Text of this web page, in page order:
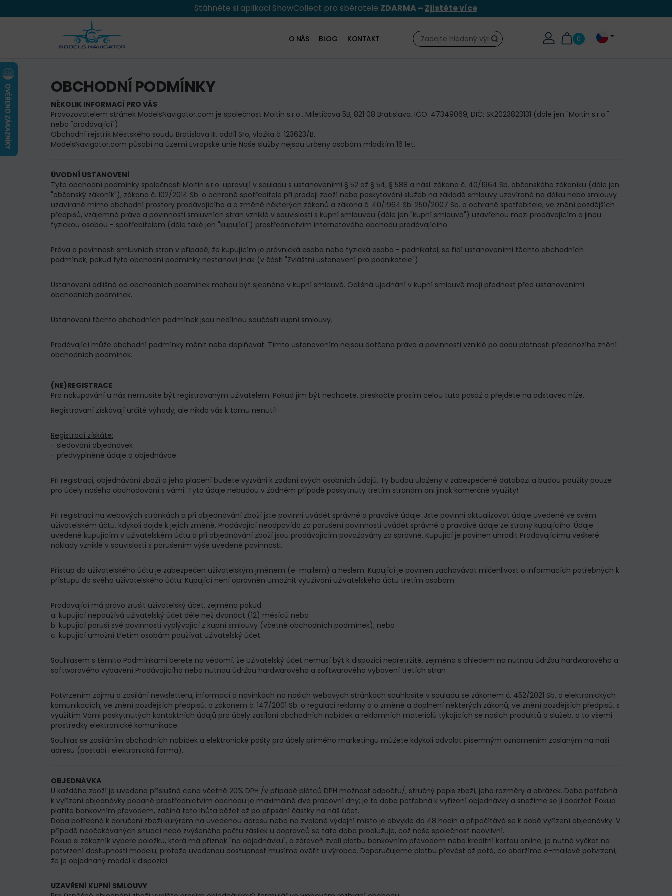
Stáhněte si aplikaci ShowCollect pro sběratele ZDARMA – Zjistěte více
0
Hledat
O NÁS BLOG KONTAKT
OBCHODNÍ PODMÍNKY
NĚKOLIK INFORMACÍ PRO VÁS
Provozovatelem stránek ModelsNavigator.com je společnost Moitin s.r.o., Miletičova 5B, 821 08 Bratislava, IČO: 47349069, DIČ: SK2023823131 (dále jen "Moitin s.r.o."
nebo "prodávající").
Obchodní rejstřík Městského soudu Bratislava III, oddíl Sro, vložka č. 123623/B.
ModelsNavigator.com působí na území Evropské unie Naše služby nejsou určeny osobám mladším 16 let.
ÚVODNÍ USTANOVENÍ
Tyto obchodní podmínky společnosti Moitin s.r.o. upravují v souladu s ustanoveními § 52 až § 54, § 588 a násl. zákona č. 40/1964 Sb. občanského zákoníku (dále jen
"občanský zákoník"), zákona č. 102/2014 Sb. o ochraně spotřebitele při prodeji zboží nebo poskytování služeb na základě smlouvy uzavírané na dálku nebo smlouvy
uzavírané mimo obchodní prostory prodávajícího a o změně některých zákonů a zákona č. 40/1964 Sb. 250/2007 Sb. o ochraně spotřebitele, ve znění pozdějších
předpisů, vzájemná práva a povinnosti smluvních stran vzniklé v souvislosti s kupní smlouvou (dále jen "kupní smlouva") uzavřenou mezi prodávajícím a jinou
fyzickou osobou - spotřebitelem (dále také jen "kupující") prostřednictvím internetového obchodu prodávajícího.
Práva a povinnosti smluvních stran v případě, že kupujícím je právnická osoba nebo fyzická osoba - podnikatel, se řídí ustanoveními těchto obchodních
podmínek, pokud tyto obchodní podmínky nestanoví jinak (v části "Zvláštní ustanovení pro podnikatele").
Ustanovení odlišná od obchodních podmínek mohou být sjednána v kupní smlouvě. Odlišná ujednání v kupní smlouvě mají přednost před ustanoveními
obchodních podmínek.
Ustanovení těchto obchodních podmínek jsou nedílnou součástí kupní smlouvy.
Prodávající může obchodní podmínky měnit nebo doplňovat. Tímto ustanovením nejsou dotčena práva a povinnosti vzniklé po dobu platnosti předchozího znění
obchodních podmínek.
(NE)REGISTRACE
Pro nakupování u nás nemusíte být registrovaným uživatelem. Pokud jím být nechcete, přeskočte prosím celou tuto pasáž a přejděte na odstavec níže.
Registrovaní získávají určité výhody, ale nikdo vás k tomu nenutí!
Registrací získáte:
- sledování objednávek
- předvyplněné údaje o objednávce
Při registraci, objednávání zboží a jeho placení budete vyzváni k zadání svých osobních údajů. Ty budou uloženy v zabezpečené databázi a budou použity pouze
pro účely našeho obchodování s vámi. Tyto údaje nebudou v žádném případě poskytnuty třetím stranám ani jinak komerčně využity!
Při registraci na webových stránkách a při objednávání zboží jste povinni uvádět správné a pravdivé údaje. Jste povinni aktualizovat údaje uvedené ve svém
uživatelském účtu, kdykoli dojde k jejich změně. Prodávající neodpovídá za porušení povinnosti uvádět správné a pravdivé údaje ze strany kupujícího. Údaje
uvedené kupujícím v uživatelském účtu a při objednávání zboží jsou prodávajícím považovány za správné. Kupující je povinen uhradit Prodávajícímu veškeré
náklady vzniklé v souvislosti s porušením výše uvedené povinnosti.
Přístup do uživatelského účtu je zabezpečen uživatelským jménem (e-mailem) a heslem. Kupující je povinen zachovávat mlčenlivost o informacích potřebných k
přístupu do svého uživatelského účtu. Kupující není oprávněn umožnit využívání uživatelského účtu třetím osobám.
Prodávající má právo zrušit uživatelský účet, zejména pokud
a. kupující nepoužívá uživatelský účet déle než dvanáct (12) měsíců nebo
b. kupující poruší své povinnosti vyplývající z kupní smlouvy (včetně obchodních podmínek); nebo
c. kupující umožní třetím osobám používat uživatelský účet.
Souhlasem s těmito Podmínkami berete na vědomí, že Uživatelský účet nemusí být k dispozici nepřetržitě, zejména s ohledem na nutnou údržbu hardwarového a
softwarového vybavení Prodávajícího nebo nutnou údržbu hardwarového a softwarového vybavení třetích stran
Potvrzením zájmu o zasílání newsletteru, informací o novinkách na našich webových stránkách souhlasíte v souladu se zákonem č. 452/2021 Sb. o elektronických
komunikacích, ve znění pozdějších předpisů, a zákonem č. 147/2001 Sb. o regulaci reklamy a o změně a doplnění některých zákonů, ve znění pozdějších předpisů, s
využitím Vámi poskytnutých kontaktních údajů pro účely zasílání obchodních nabídek a reklamních materiálů týkajících se našich produktů a služeb, a to všemi
prostředky elektronické komunikace.
Souhlas se zasíláním obchodních nabídek a elektronické pošty pro účely přímého marketingu můžete kdykoli odvolat písemným oznámením zaslaným na naši
adresu (postačí i elektronická forma).
OBJEDNÁVKA
U každého zboží je uvedena příslušná cena včetně 20% DPH /v případě plátců DPH možnost odpočtu/, stručný popis zboží, jeho rozměry a obrázek. Doba potřebná
k vyřízení objednávky podané prostřednictvím obchodu je maximálně dva pracovní dny; je to doba potřebná k vyřízení objednávky a snažíme se ji dodržet. Pokud
platíte bankovním převodem, začíná tato lhůta běžet až po připsání částky na náš účet.
Doba potřebná k doručení zboží kurýrem na uvedenou adresu nebo na zvolené výdejní místo je obvykle do 48 hodin a připočítává se k době vyřízení objednávky. V
případě neočekávaných situací nebo zvýšeného počtu zásilek u dopravců se tato doba prodlužuje, což naše společnost neovlivní.
Pokud si zákazník vybere položku, která má příznak "na objednávku", a zároveň zvolí platbu bankovním převodem nebo kreditní kartou online, je nutné vyčkat na
potvrzení dostupnosti modelu, protože uvedenou dostupnost musíme ověřit u výrobce. Doporučujeme platbu převést až poté, co obdržíme e-mailové potvrzení,
že je objednaný model k dispozici.
UZAVŘENÍ KUPNÍ SMLOUVY